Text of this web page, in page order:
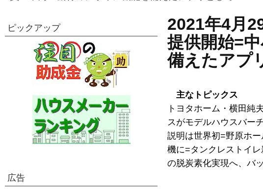
2021年4月
提供開始=
備えたアプ
主なトピックス
トヨタホーム・横田純
スがモデルハウスバー
説明は世界初=野原ホ
機に=タンクレストイ
の脱炭素化実現へ、バ
ピックアップ
広告